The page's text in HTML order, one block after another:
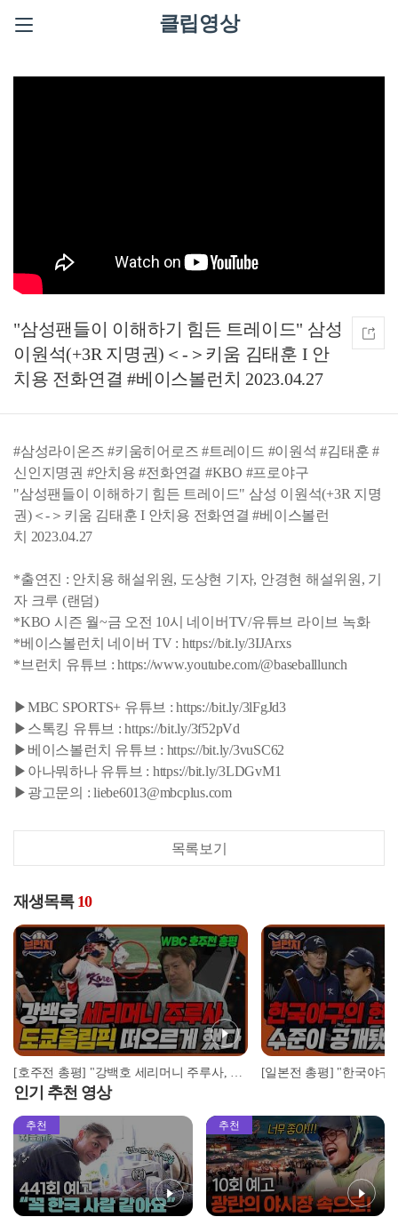
클립영상
"삼성팬들이 이해하기 힘든 트레이드" 삼성
이원석(+3R 지명권)＜-＞키움 김태훈 I 안
치용 전화연결 #베이스볼런치 2023.04.27
#삼성라이온즈 #키움히어로즈 #트레이드 #이원석 #김태훈 #
신인지명권 #안치용 #전화연결 #KBO #프로야구
"삼성팬들이 이해하기 힘든 트레이드" 삼성 이원석(+3R 지명
권)＜-＞키움 김태훈 I 안치용 전화연결 #베이스볼런
치 2023.04.27
*출연진 : 안치용 해설위원, 도상현 기자, 안경현 해설위원, 기
자 크루 (랜덤)
*KBO 시즌 월~금 오전 10시 네이버TV/유튜브 라이브 녹화
*베이스볼런치 네이버 TV : https://bit.ly/3IJArxs
*브런치 유튜브 : https://www.youtube.com/@baseballlunch
▶MBC SPORTS+ 유튜브 : https://bit.ly/3lFgJd3
▶스톡킹 유튜브 : https://bit.ly/3f52pVd
▶베이스볼런치 유튜브 : https://bit.ly/3vuSC62
▶아나뭐하나 유튜브 : https://bit.ly/3LDGvM1
▶광고문의 : liebe6013@mbcplus.com
목록보기
재생목록 10
[호주전 총평] "강백호 세리머니 주루사, 도쿄올림픽 떠오르게 했다" I 2023 WBC 대한민국 vs 호주, 안치용 전화연결 #베이스볼런치 2023.03.09
인기 추천 영상
추천 추천